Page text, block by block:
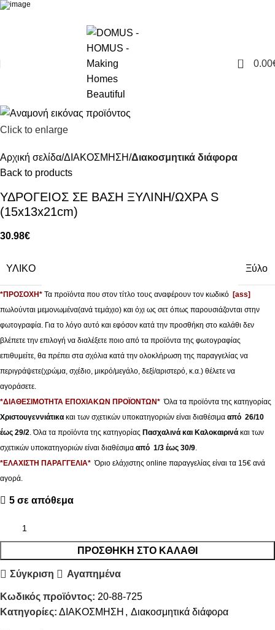
0 0.00
Click to enlarge
Αρχική σελίδα ΔΙΑΚΟΣΜΗΣΗ Διακοσμητικά διάφορα
Back to products
ΥΔΡΟΓΕΙΟΣ ΣΕ ΒΑΣΗ ΞΥΛΙΝΗ/ΩΧΡΑ S
(15x13x21cm)
30.98€
ΥΛΙΚΟ Ξύλο
*ΠΡΟΣΟΧΗ* Τα προϊόντα που στον τίτλο τους αναφέρουν τον κωδικό [ass]
πωλούνται μεμονωμένα(ανά τεμάχιο) και όχι ως σετ όπως παρουσιάζονται στην
φωτογραφία. Για το λόγο αυτό και εφόσον κατά την προσθήκη στο καλάθι δεν
βλέπετε την επιλογή να διαλέξετε ποιο από τα προϊόντα της φωτογραφίας
επιθυμείτε, θα πρέπει στα σχόλια κατά την ολοκλήρωση της παραγγελίας να
περιγράψετε(χρώμα, σχέδιο, μικρό/μεγάλο, δεξί/αριστερό, κ.α.) θέλετε να
αγοράσετε.
*ΔΙΑΘΕΣΙΜΟΤΗΤΑ ΕΠΟΧΙΑΚΩΝ ΠΡΟΪΟΝΤΩΝ*Όλα τα προϊόντα της κατηγορίας
Χριστουγεννιάτικα και των σχετικών υποκατηγοριών είναι διαθέσιμα από 26/10
έως 29/2 . Όλα τα προϊόντα της κατηγορίας Πασχαλινά και Καλοκαιρινά και των
σχετικών υποκατηγοριών είναι διαθέσιμα από 1/3 έως 30/9
*ΕΛΑΧΙΣΤΗ ΠΑΡΑΓΓΕΛΙΑ*Όριο ελάχιστης online παραγγελίας είναι τα 15€ ανά
αγορά.
5 σε απόθεμα
ΠΡΟΣΘΉΚΗ ΣΤΟ ΚΑΛΆΘΙ
Σύγκριση Αγαπημένα
Κωδικός προϊόντος: 20-88-725
Κατηγορίες: ΔΙΑΚΟΣΜΗΣΗ , Διακοσμητικά διάφορα